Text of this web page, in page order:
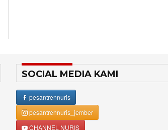
SOCIAL MEDIA KAMI
pesantrennuris
pesantrennuris_jember
CHANNEL NURIS